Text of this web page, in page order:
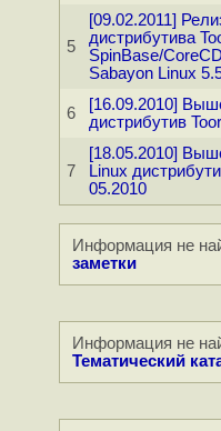
5
[09.02.2011]
дистрибутива
SpinBase/
Sabayon Linux
6
[16.09.2010]
дистрибутив
7
[18.05.2010]
Linux
05.2010
Информация не
заметки
Информация не
Тематический